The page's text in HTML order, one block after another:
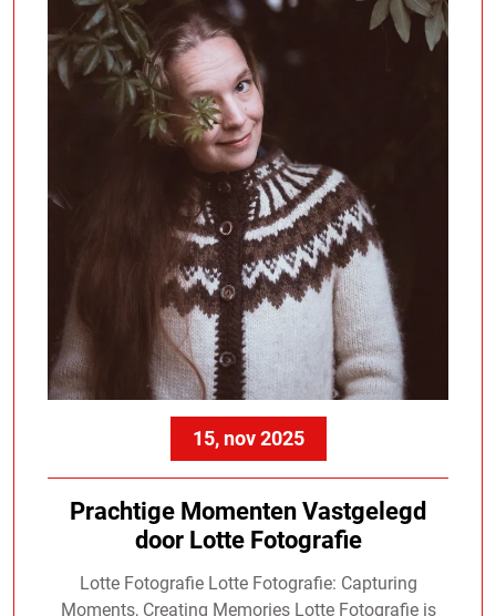
15, nov 2025
Prachtige Momenten Vastgelegd
door Lotte Fotografie
Lotte Fotografie Lotte Fotografie: Capturing
Moments, Creating Memories Lotte Fotografie is